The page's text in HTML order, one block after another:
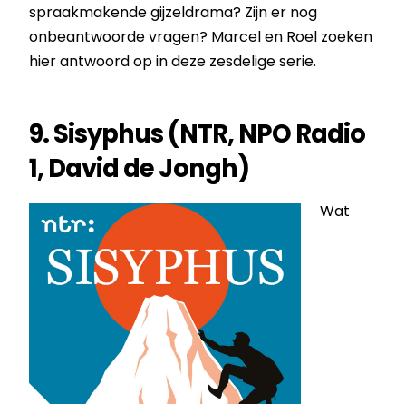
spraakmakende gijzeldrama? Zijn er nog
onbeantwoorde vragen? Marcel en Roel zoeken
hier antwoord op in deze zesdelige serie.
9. Sisyphus (NTR, NPO Radio
1, David de Jongh)
Wat